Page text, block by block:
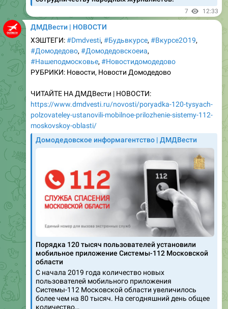
ДМДВести | НОВОСТИ
ХЭШТЕГИ:#Dmdvesti,#Бyдьвкурсе,#Вкyрсе2О19,
#Домодедово,#Домодедовскоеиа
#Нашеподмосковье, #Новостидомодедово
РУБРИКИ: Новости, Новости Домодедово
ЧИТАЙТЕ НА ДМДВести | НОВОСТИ:
polzovateley-ustanovili-mobilnoe-prilozhenie-sistemy-112-
moskovskoy-oblasti/
Домодедовское информагентство | ДМДВести
Порядка 120 тысяч пользователей установили
мобильное приложение Системы-112 Московской
С начала 2019 года количество новых
пользователей мобильного приложения
более чем на 80 тысяч. На сегодняшний день общее
количество…
10 17:44